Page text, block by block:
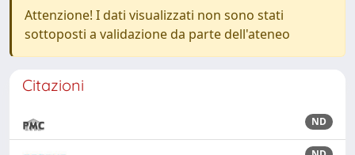
Attenzione! I dati visualizzati non sono stati
sottoposti a validazione da parte dell'ateneo
Citazioni
ND